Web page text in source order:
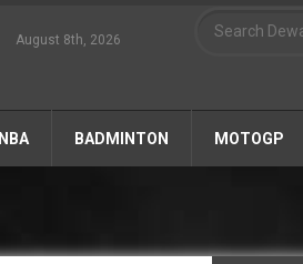
August 8th, 2026
NBA BADMINTON MOTOGP